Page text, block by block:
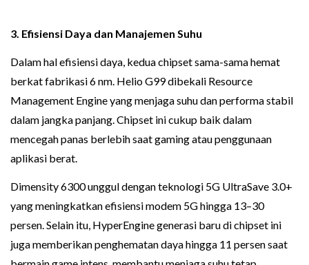
3. Efisiensi Daya dan Manajemen Suhu
Dalam hal efisiensi daya, kedua chipset sama-sama hemat
berkat fabrikasi 6 nm. Helio G99 dibekali Resource
Management Engine yang menjaga suhu dan performa stabil
dalam jangka panjang. Chipset ini cukup baik dalam
mencegah panas berlebih saat gaming atau penggunaan
aplikasi berat.
Dimensity 6300 unggul dengan teknologi 5G UltraSave 3.0+
yang meningkatkan efisiensi modem 5G hingga 13–30
persen. Selain itu, HyperEngine generasi baru di chipset ini
juga memberikan penghematan daya hingga 11 persen saat